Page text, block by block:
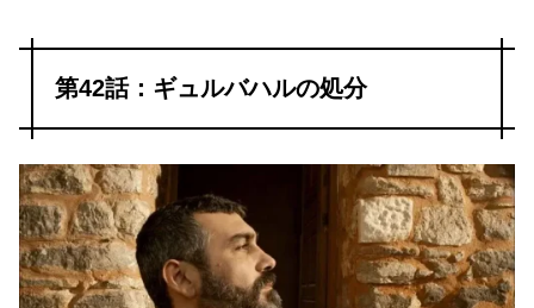
第42話：ギュルバハルの処分